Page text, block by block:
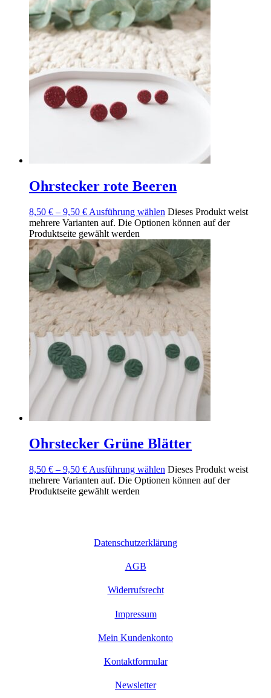
Ohrstecker rote Beeren
8,50 € – 9,50 € Ausführung wählen Dieses Produkt weist
mehrere Varianten auf. Die Optionen können auf der
Produktseite gewählt werden
Ohrstecker Grüne Blätter
8,50 € – 9,50 € Ausführung wählen Dieses Produkt weist
mehrere Varianten auf. Die Optionen können auf der
Produktseite gewählt werden
Datenschutzerklärung
AGB
Widerrufsrecht
Impressum
Mein Kundenkonto
Kontaktformular
Newsletter